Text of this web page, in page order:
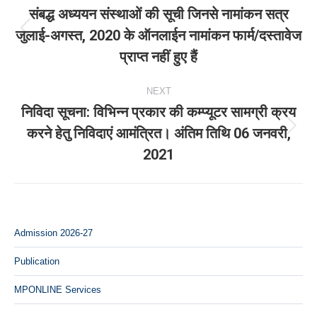
navigation
Previous
post:
संबद्ध अध्‍ययन संस्‍थाओं की सूची जिनसे नामांकन सत्र
जुलाई-अगस्‍त, 2020 के ऑनलाईन नामांकन फार्म/दस्‍तावेज
प्राप्‍त नहीं हुए हैं
NEXT
Next
post:
निविदा सूचना: विभिन्‍न प्रकार की कम्‍प्‍यूटर सामग्री क्रय
करने हेतु निविदाएं आमंत्रित। अंतिम तिथि 06 जनवरी,
2021
Admission 2026-27
Publication
MPONLINE Services